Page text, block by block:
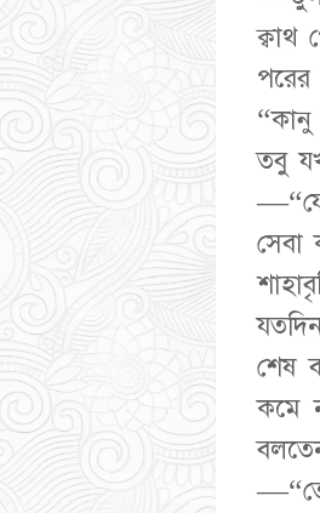
ক্বাথ
“কানু
তবু
সেবা
শেষ
কমে